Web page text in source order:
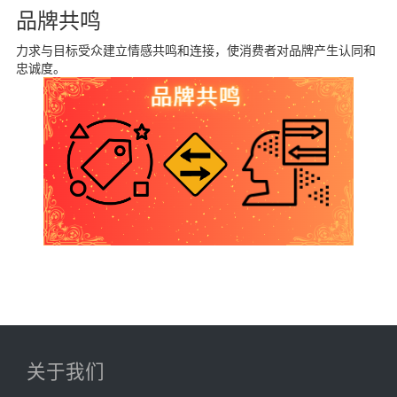
品牌共鸣
力求与目标受众建立情感共鸣和连接，使消费者对品牌产生认同和
忠诚度。
关于我们